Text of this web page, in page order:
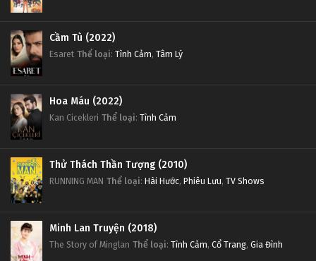
Cầm Tù (2022)
Esaret Thể loại: Tình Cảm, Tâm Lý
Hoa Máu (2022)
Kan Cicekleri Thể loại: Tình Cảm
Thử Thách Thần Tượng (2010)
RUNNING MAN Thể loại: Hài Hước, Phiêu Lưu, TV Shows
Minh Lan Truyện (2018)
The Story of Minglan Thể loại: Tình Cảm, Cổ Trang, Gia Đình